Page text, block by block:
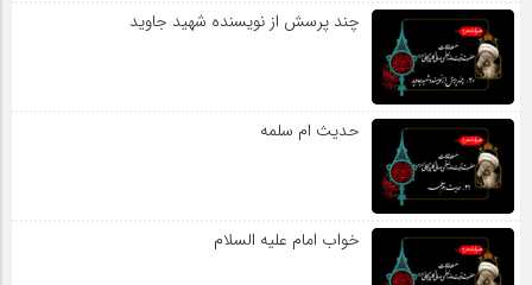
چند پرسش از نویسنده شهید جاوید
حدیث ام سلمه
خواب امام علیه السلام